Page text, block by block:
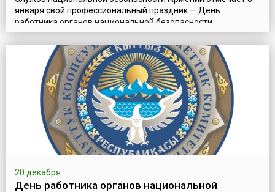
января свой профессиональный праздник — День
работника органов национальной безопасности,
празднование которого проходит на государственном
уровне. Изначально долгие годы он отмечался 20 декабря,
но 8 января 2024 года президент Армении подписал
поправки к закону об органах нацбезопасности. В
соответствии с поправками, главу Службы национально...
20 декабря
День работника органов национальной